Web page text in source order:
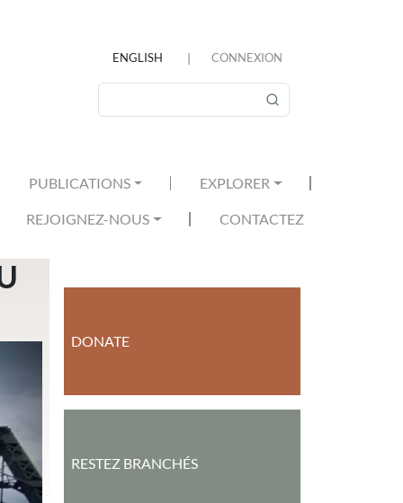
ENGLISH MENU DU COMPTE DE
CONNEXION
PUBLICATIONS EXPLORER
REJOIGNEZ-NOUS CONTACTEZ
DONATE
RESTEZ BRANCHÉS